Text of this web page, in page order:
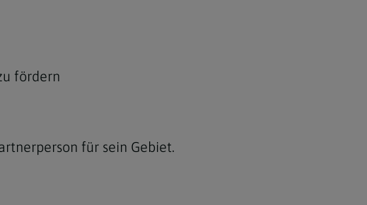
fördern
für sein Gebiet.